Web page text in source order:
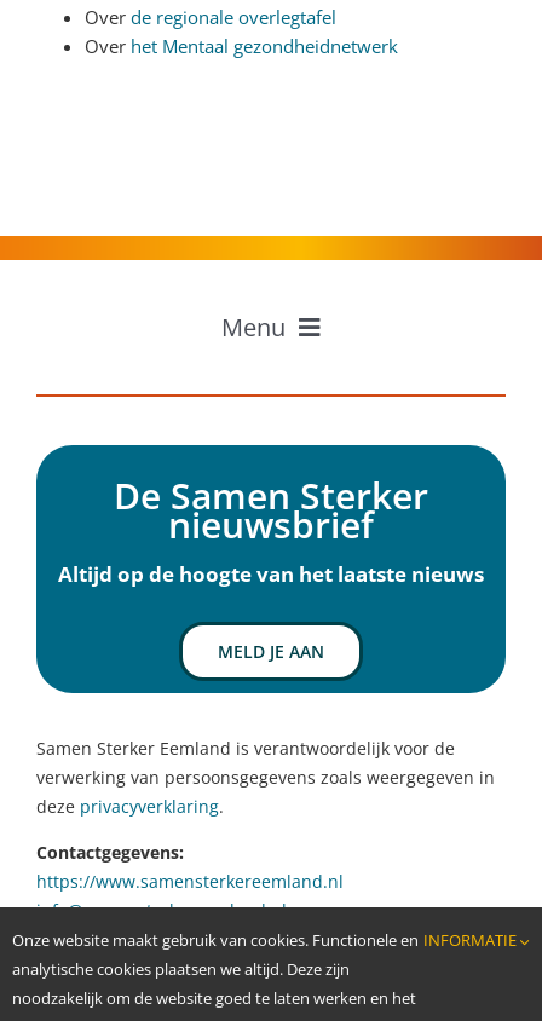
Over de regionale overlegtafel
Over het Mentaal gezondheidnetwerk
Menu
Inwoners
Ervaringen
Over Samen Sterker
Nieuws
De Samen Sterker
nieuwsbrief
Altijd op de hoogte van het laatste nieuws
MELD JE AAN
Samen Sterker Eemland is verantwoordelijk voor de
verwerking van persoonsgegevens zoals weergegeven in
deze privacyverklaring.
Contactgegevens:
https://www.samensterkereemland.nl
info@samensterkereemland.nl
Onze website maakt gebruik van cookies. Functionele en
analytische cookies plaatsen we altijd. Deze zijn
noodzakelijk om de website goed te laten werken en het
INFORMATIE